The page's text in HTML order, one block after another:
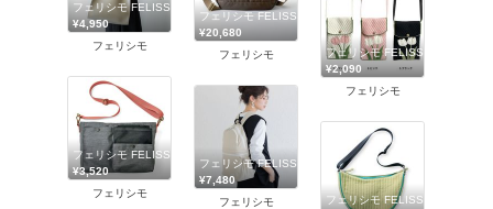
フェリシモ FELISSIMO
¥4,950
フェリシモ
フェリシモ FELISSIMO
¥20,680
フェリシモ
フェリシモ FELISSIMO
¥2,090
フェリシモ
フェリシモ FELISSIMO
¥3,520
フェリシモ
フェリシモ FELISSIMO
¥7,480
フェリシモ
フェリシモ FELISSIMO